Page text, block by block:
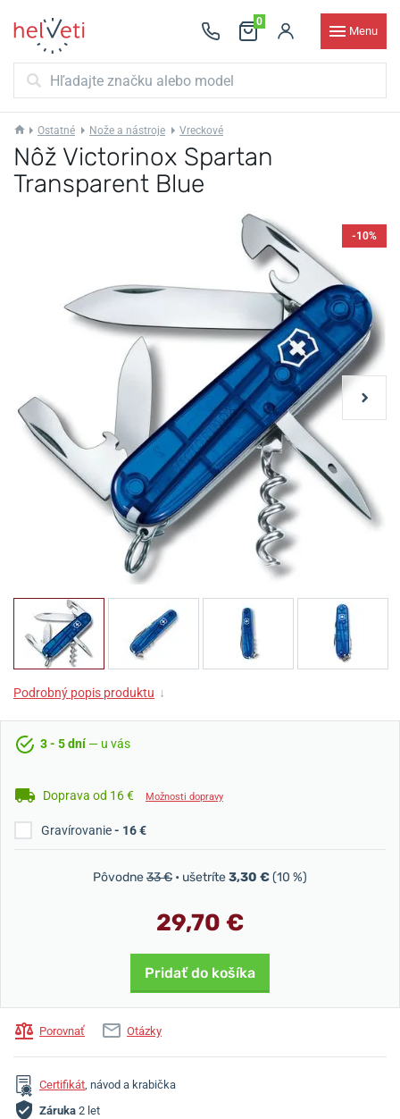
0
Menu
Ostatné Nože a nástroje Vreckové
Nôž Victorinox Spartan
Transparent Blue
-10%
Podrobný popis produktu ↓
3 - 5 dní— u vás
Doprava od 16 € Možnosti dopravy
Gravírovanie- 16 €
Pôvodne33 € • ušetríte3,30 €(10 %)
29,70 €
Pridať do košíka
Porovnať Otázky
Certifikát, návod a krabička
Záruka 2 let